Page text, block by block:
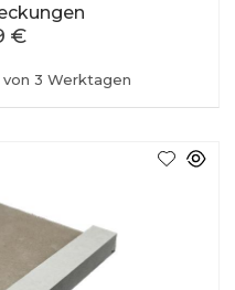
3 Werktagen
€